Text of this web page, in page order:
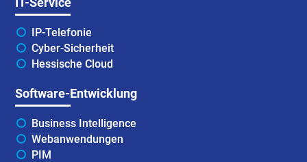
IP-Telefonie
Cyber-Sicherheit
Hessische Cloud
Software-Entwicklung
Business Intelligence
Webanwendungen
PIM